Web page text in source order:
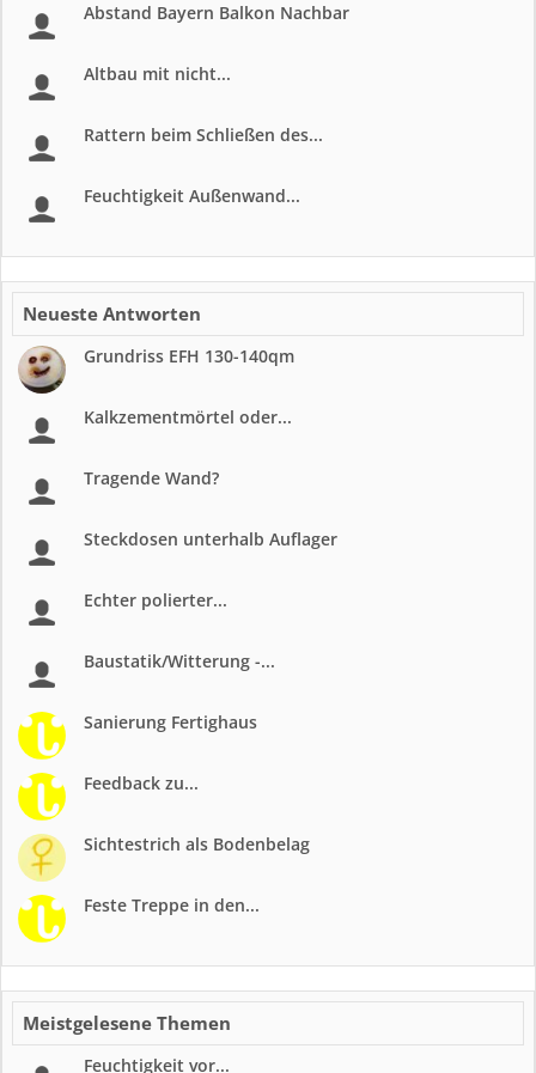
Abstand Bayern Balkon Nachbar
Altbau mit nicht...
Rattern beim Schließen des...
Feuchtigkeit Außenwand...
Neueste Antworten
Grundriss EFH 130-140qm
Kalkzementmörtel oder...
Tragende Wand?
Steckdosen unterhalb Auflager
Echter polierter...
Baustatik/Witterung -...
Sanierung Fertighaus
Feedback zu...
Sichtestrich als Bodenbelag
Feste Treppe in den...
Meistgelesene Themen
Feuchtigkeit vor...